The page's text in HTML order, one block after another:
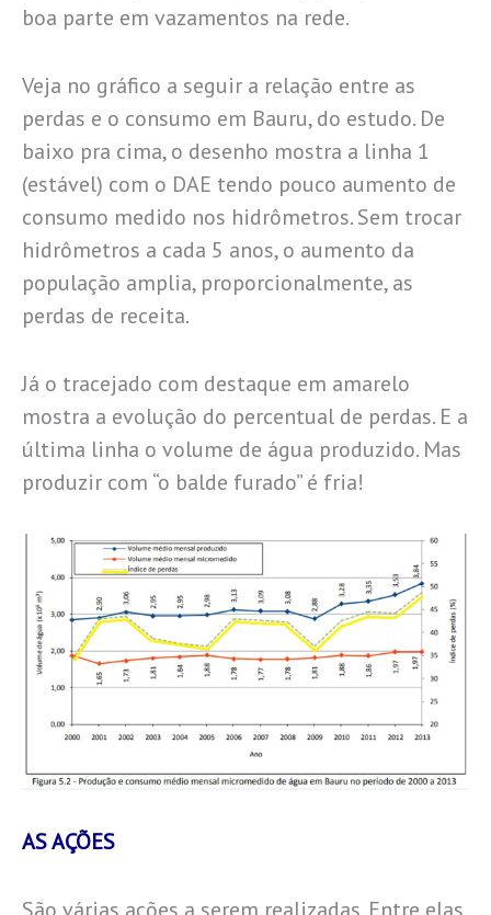
boa parte em vazamentos na rede.
Veja no gráfico a seguir a relação entre as
perdas e o consumo em Bauru, do estudo. De
baixo pra cima, o desenho mostra a linha 1
(estável) com o DAE tendo pouco aumento de
consumo medido nos hidrômetros. Sem trocar
hidrômetros a cada 5 anos, o aumento da
população amplia, proporcionalmente, as
perdas de receita.
Já o tracejado com destaque em amarelo
mostra a evolução do percentual de perdas. E a
última linha o volume de água produzido. Mas
produzir com “o balde furado” é fria!
AS AÇÕES